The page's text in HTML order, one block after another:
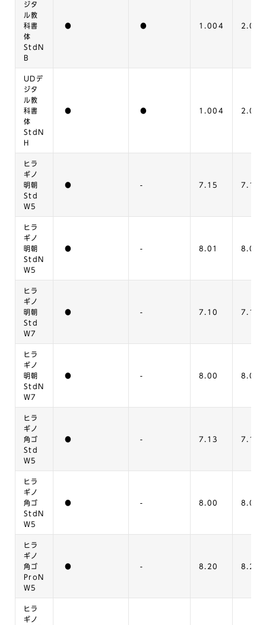
ジタ
ル教
科書
体
StdN
B
● ● 1.004 2.000
UDデ
ジタ
ル教
科書
体
StdN
H
● ● 1.004 2.000
ヒラ
ギノ
明朝
Std
W5
● - 7.15 7.16
ヒラ
ギノ
明朝
StdN
W5
● - 8.01 8.02
ヒラ
ギノ
明朝
Std
W7
● - 7.10 7.11
ヒラ
ギノ
明朝
StdN
W7
● - 8.00 8.01
ヒラ
ギノ
角ゴ
Std
W5
● - 7.13 7.14
ヒラ
ギノ
角ゴ
StdN
W5
● - 8.00 8.01
ヒラ
ギノ
角ゴ
ProN
W5
● - 8.20 8.21
ヒラ
ギノ